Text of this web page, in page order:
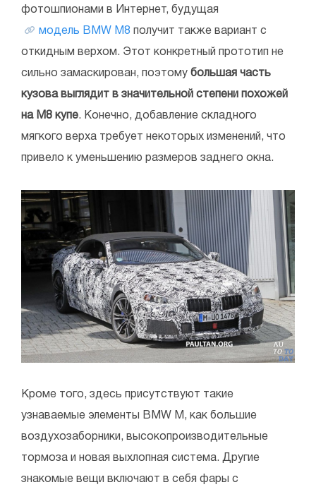
фотошпионами в Интернет, будущая
модель BMW M8 получит также вариант с
откидным верхом. Этот конкретный прототип не
сильно замаскирован, поэтому большая часть
кузова выглядит в значительной степени похожей
на M8 купе. Конечно, добавление складного
мягкого верха требует некоторых изменений, что
привело к уменьшению размеров заднего окна.
Кроме того, здесь присутствуют такие
узнаваемые элементы BMW M, как большие
воздухозаборники, высокопроизводительные
тормоза и новая выхлопная система. Другие
знакомые вещи включают в себя фары с